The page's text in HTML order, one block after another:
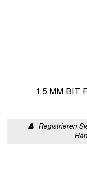
1.5 MM BIT
Registrieren